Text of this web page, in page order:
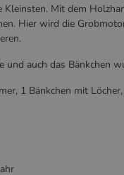
Mit dem
Hier wird die
und auch das Bänkchen
1 Bänkchen mit